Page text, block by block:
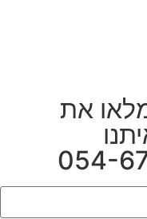
את